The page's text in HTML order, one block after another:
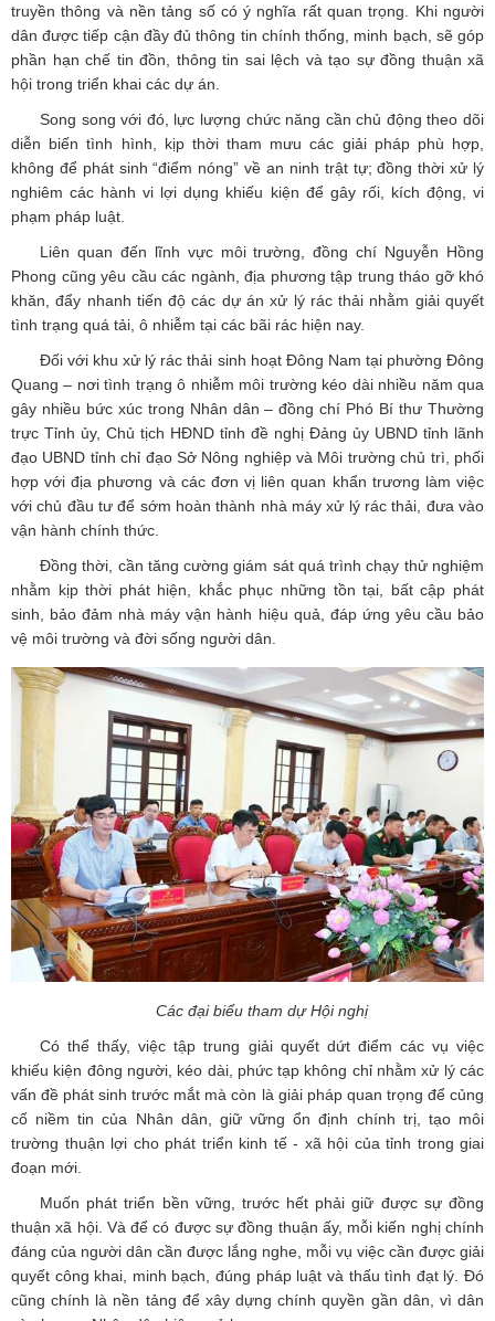
truyền thông và nền tảng số có ý nghĩa rất quan trọng. Khi người
dân được tiếp cận đầy đủ thông tin chính thống, minh bạch, sẽ góp
phần hạn chế tin đồn, thông tin sai lệch và tạo sự đồng thuận xã
hội trong triển khai các dự án.
Song song với đó, lực lượng chức năng cần chủ động theo dõi
diễn biến tình hình, kịp thời tham mưu các giải pháp phù hợp,
không để phát sinh “điểm nóng” về an ninh trật tự; đồng thời xử lý
nghiêm các hành vi lợi dụng khiếu kiện để gây rối, kích động, vi
phạm pháp luật.
Liên quan đến lĩnh vực môi trường, đồng chí Nguyễn Hồng
Phong cũng yêu cầu các ngành, địa phương tập trung tháo gỡ khó
khăn, đẩy nhanh tiến độ các dự án xử lý rác thải nhằm giải quyết
tình trạng quá tải, ô nhiễm tại các bãi rác hiện nay.
Đối với khu xử lý rác thải sinh hoạt Đông Nam tại phường Đông
Quang – nơi tình trạng ô nhiễm môi trường kéo dài nhiều năm qua
gây nhiều bức xúc trong Nhân dân – đồng chí Phó Bí thư Thường
trực Tỉnh ủy, Chủ tịch HĐND tỉnh đề nghị Đảng ủy UBND tỉnh lãnh
đạo UBND tỉnh chỉ đạo Sở Nông nghiệp và Môi trường chủ trì, phối
hợp với địa phương và các đơn vị liên quan khẩn trương làm việc
với chủ đầu tư để sớm hoàn thành nhà máy xử lý rác thải, đưa vào
vận hành chính thức.
Đồng thời, cần tăng cường giám sát quá trình chạy thử nghiệm
nhằm kịp thời phát hiện, khắc phục những tồn tại, bất cập phát
sinh, bảo đảm nhà máy vận hành hiệu quả, đáp ứng yêu cầu bảo
vệ môi trường và đời sống người dân.
Các đại biểu tham dự Hội nghị
Có thể thấy, việc tập trung giải quyết dứt điểm các vụ việc
khiếu kiện đông người, kéo dài, phức tạp không chỉ nhằm xử lý các
vấn đề phát sinh trước mắt mà còn là giải pháp quan trọng để củng
cố niềm tin của Nhân dân, giữ vững ổn định chính trị, tạo môi
trường thuận lợi cho phát triển kinh tế - xã hội của tỉnh trong giai
đoạn mới.
Muốn phát triển bền vững, trước hết phải giữ được sự đồng
thuận xã hội. Và để có được sự đồng thuận ấy, mỗi kiến nghị chính
đáng của người dân cần được lắng nghe, mỗi vụ việc cần được giải
quyết công khai, minh bạch, đúng pháp luật và thấu tình đạt lý. Đó
cũng chính là nền tảng để xây dựng chính quyền gần dân, vì dân